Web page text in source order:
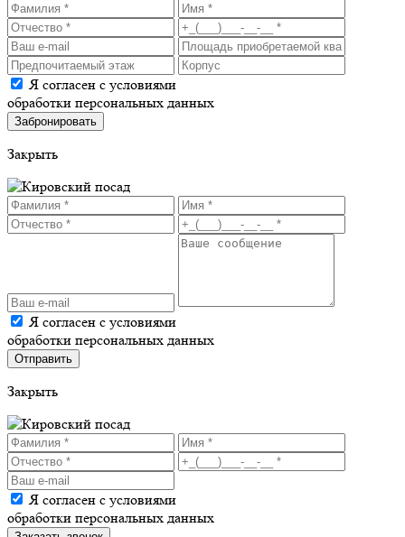
Я согласен с условиями
обработки персональных данных
Закрыть
Я согласен с условиями
обработки персональных данных
Закрыть
Я согласен с условиями
обработки персональных данных